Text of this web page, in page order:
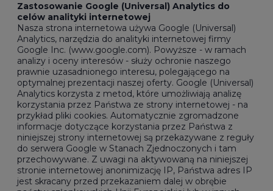
Zastosowanie Google (Universal) Analytics do
celów analityki internetowej
Nasza strona internetowa używa Google (Universal)
Analytics, narzędzia do analityki internetowej firmy
Google Inc. (www.google.com). Powyższe - w ramach
analizy i oceny interesów - służy ochronie naszego
prawnie uzasadnionego interesu, polegającego na
optymalnej prezentacji naszej oferty. Google (Universal)
Analytics korzysta z metod, które umożliwiają analizę
korzystania przez Państwa ze strony internetowej - na
przykład pliki cookies. Automatycznie zgromadzone
informacje dotyczące korzystania przez Państwa z
niniejszej strony internetowej są przekazywane z reguły
do serwera Google w Stanach Zjednoczonych i tam
przechowywane. Z uwagi na aktywowaną na niniejszej
stronie internetowej anonimizację IP, Państwa adres IP
jest skracany przed przekazaniem dalej w obrębie